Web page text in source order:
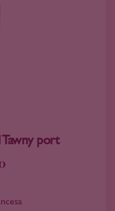
Tawny port